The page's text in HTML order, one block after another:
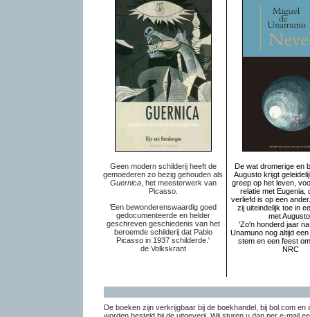
Geen modern schilderij heeft de
gemoederen zo bezig gehouden als
Guernica, het meesterwerk van
Picasso.
‘Een bewonderenswaardig goed
gedocumenteerde en helder
geschreven geschiedenis van het
beroemde schilderij dat Pablo
Picasso in 1937 schilderde.'
de Volkskrant
De wat dromerige en
Augusto krijgt
greep op het leven,
relatie met Eugenia,
verliefd is op een
zij uiteindelijk toe in
met
'Zo'n honderd jaar
Unamuno nog altijd
stem en een feest
NRC
De boeken zijn verkrijgbaar bij de boekhandel, bij bol.com